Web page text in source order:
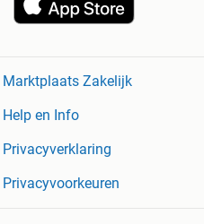
Marktplaats Zakelijk
Help en Info
Privacyverklaring
Privacyvoorkeuren